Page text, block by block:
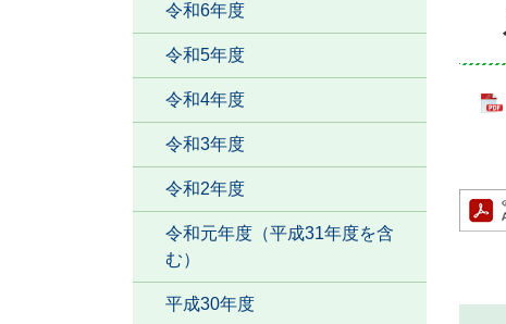
令和6年度
令和5年度
令和4年度
令和3年度
令和2年度
令和元年度（平成31年度を含
む）
平成30年度